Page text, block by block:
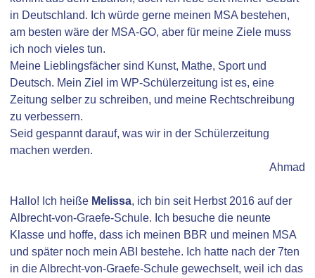
in Deutschland. Ich würde gerne meinen MSA bestehen,
am besten wäre der MSA-GO, aber für meine Ziele muss
ich noch vieles tun.
Meine Lieblingsfächer sind Kunst, Mathe, Sport und
Deutsch. Mein Ziel im WP-Schülerzeitung ist es, eine
Zeitung selber zu schreiben, und meine Rechtschreibung
zu verbessern.
Seid gespannt darauf, was wir in der Schülerzeitung
machen werden.
Ahmad
Hallo! Ich heiße Melissa, ich bin seit Herbst 2016 auf der
Albrecht-von-Graefe-Schule. Ich besuche die neunte
Klasse und hoffe, dass ich meinen BBR und meinen MSA
und später noch mein ABI bestehe. Ich hatte nach der 7ten
in die Albrecht-von-Graefe-Schule gewechselt, weil ich das